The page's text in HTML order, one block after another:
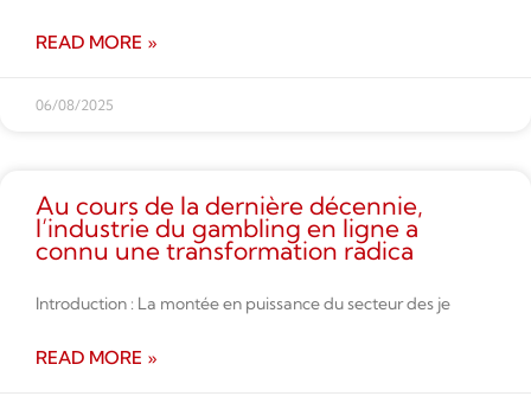
READ MORE »
06/08/2025
Au cours de la dernière décennie,
l’industrie du gambling en ligne a
connu une transformation radica
Introduction : La montée en puissance du secteur des je
READ MORE »